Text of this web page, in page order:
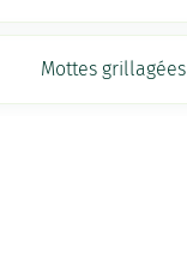
Mottes grillagées